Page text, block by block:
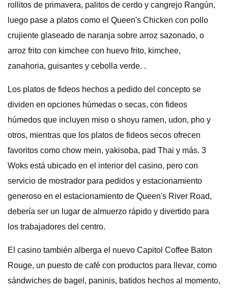
rollitos de primavera, palitos de cerdo y cangrejo Rangún,
luego pase a platos como el Queen's Chicken con pollo
crujiente glaseado de naranja sobre arroz sazonado, o
arroz frito con kimchee con huevo frito, kimchee,
zanahoria, guisantes y cebolla verde. .
Los platos de fideos hechos a pedido del concepto se
dividen en opciones húmedas o secas, con fideos
húmedos que incluyen miso o shoyu ramen, udon, pho y
otros, mientras que los platos de fideos secos ofrecen
favoritos como chow mein, yakisoba, pad Thai y más. 3
Woks está ubicado en el interior del casino, pero con
servicio de mostrador para pedidos y estacionamiento
generoso en el estacionamiento de Queen's River Road,
debería ser un lugar de almuerzo rápido y divertido para
los trabajadores del centro.
El casino también alberga el nuevo Capitol Coffee Baton
Rouge, un puesto de café con productos para llevar, como
sándwiches de bagel, paninis, batidos hechos al momento,